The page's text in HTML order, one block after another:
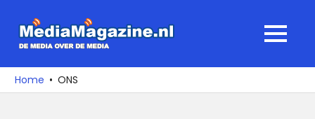
naar
media
over
MENU
Home ONS